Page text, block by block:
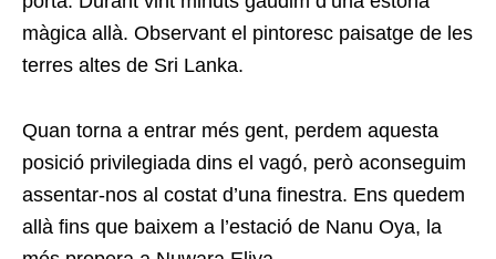
màgica allà. Observant el pintoresc paisatge de les
terres altes de Sri Lanka.
Quan torna a entrar més gent, perdem aquesta
posició privilegiada dins el vagó, però aconseguim
assentar-nos al costat d’una finestra. Ens quedem
allà fins que baixem a l’estació de Nanu Oya, la